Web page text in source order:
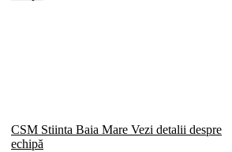
CSM Stiinta Baia Mare Vezi detalii despre
echipă